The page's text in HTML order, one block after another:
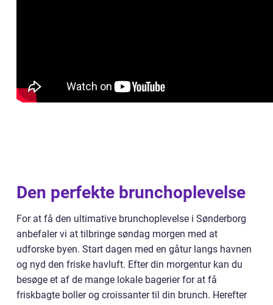
Den perfekte brunchoplevelse
For at få den ultimative brunchoplevelse i Sønderborg
anbefaler vi at tilbringe søndag morgen med at
udforske byen. Start dagen med en gåtur langs havnen
og nyd den friske havluft. Efter din morgentur kan du
besøge et af de mange lokale bagerier for at få
friskbagte boller og croissanter til din brunch. Herefter